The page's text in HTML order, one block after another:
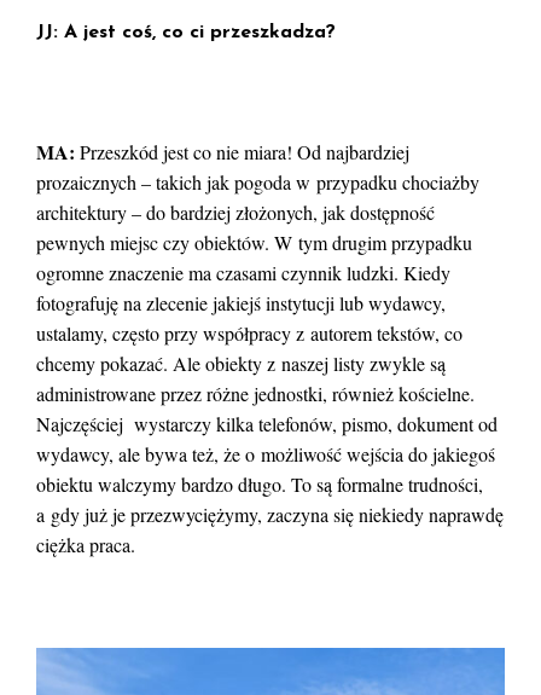
JJ: A jest coś, co ci przeszkadza?
MA: Przeszkód jest co nie miara! Od najbardziej
prozaicznych – takich jak pogoda w przypadku chociażby
architektury – do bardziej złożonych, jak dostępność
pewnych miejsc czy obiektów. W tym drugim przypadku
ogromne znaczenie ma czasami czynnik ludzki. Kiedy
fotografuję na zlecenie jakiejś instytucji lub wydawcy,
ustalamy, często przy współpracy z autorem tekstów, co
chcemy pokazać. Ale obiekty z naszej listy zwykle są
administrowane przez różne jednostki, również kościelne.
Najczęściej wystarczy kilka telefonów, pismo, dokument od
wydawcy, ale bywa też, że o możliwość wejścia do jakiegoś
obiektu walczymy bardzo długo. To są formalne trudności,
a gdy już je przezwyciężymy, zaczyna się niekiedy naprawdę
ciężka praca.